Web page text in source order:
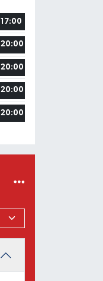
17:00
20:00
20:00
20:00
20:00